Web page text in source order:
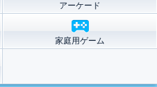
アーケード
家庭用ゲーム